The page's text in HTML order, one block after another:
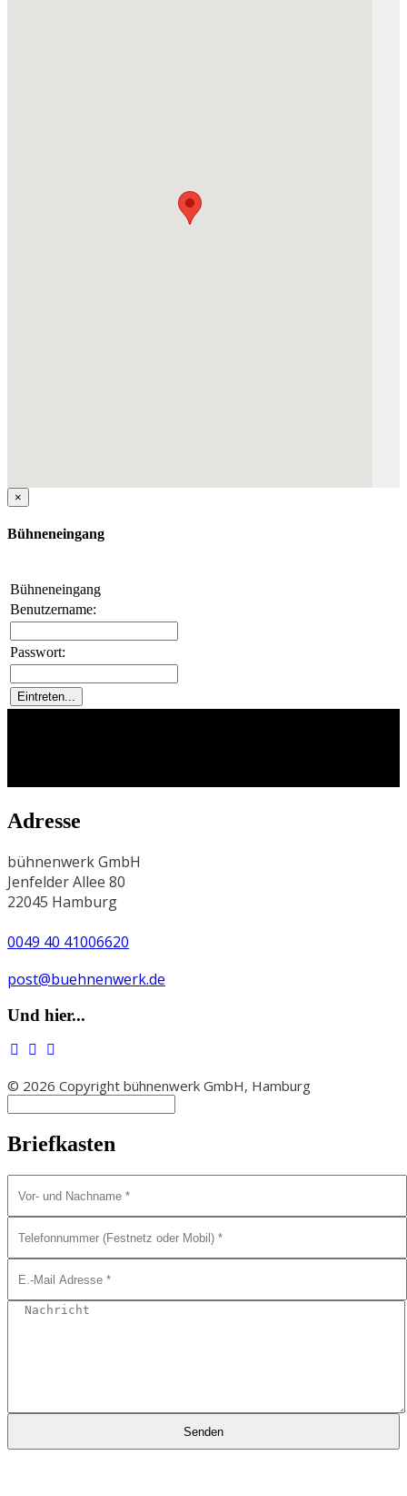
×
Bühneneingang
Bühneneingang
Benutzername:
Passwort:
Adresse
bühnenwerk GmbH
Jenfelder Allee 80
22045 Hamburg
0049 40 41006620
post@buehnenwerk.de
Und hier...
© 2026 Copyright bühnenwerk GmbH, Hamburg
Briefkasten